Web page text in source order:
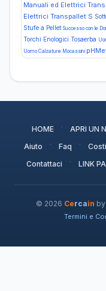
Manuali ed Elettrici
Elettrici Transpallet S
Stufe a Pellet Successo con le
Torchi Enologici Tosaerba
Uomo Calzature Mocassini
HOME · APRI UN
Aiuto · Faq ·
Contattaci · LINK
© 2026 Cercain by
Termini e